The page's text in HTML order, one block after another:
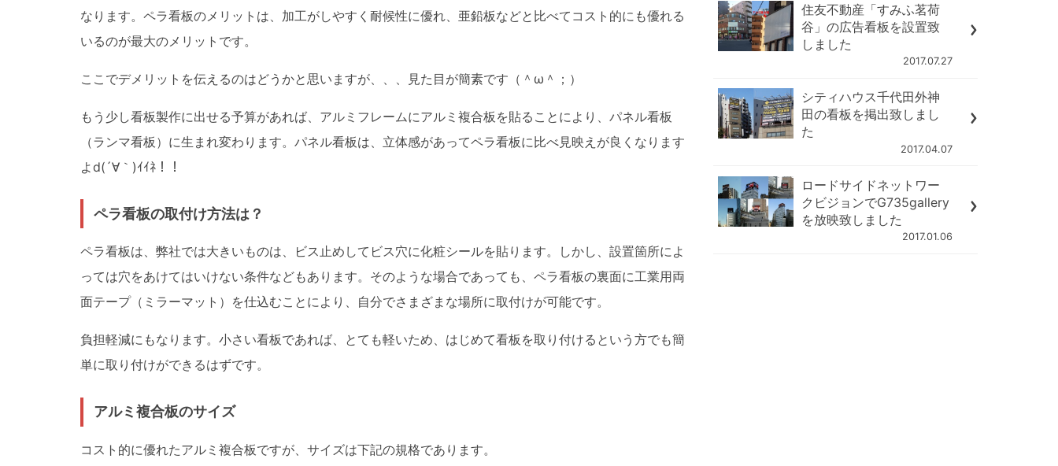
なります。ペラ看板のメリットは、加工がしやすく耐候性に優れ、亜鉛板などと比べてコスト的にも優れる
いるのが最大のメリットです。
ここでデメリットを伝えるのはどうかと思いますが、、、見た目が簡素です（＾ω＾；）
もう少し看板製作に出せる予算があれば、アルミフレームにアルミ複合板を貼ることにより、パネル看板
（ランマ看板）に生まれ変わります。パネル看板は、立体感があってペラ看板に比べ見映えが良くなります
よd(´∀｀)ｲｲﾈ！！
ペラ看板の取付け方法は？
ペラ看板は、弊社では大きいものは、ビス止めしてビス穴に化粧シールを貼ります。しかし、設置箇所によ
っては穴をあけてはいけない条件などもあります。そのような場合であっても、ペラ看板の裏面に工業用両
面テープ（ミラーマット）を仕込むことにより、自分でさまざまな場所に取付けが可能です。
負担軽減にもなります。小さい看板であれば、とても軽いため、はじめて看板を取り付けるという方でも簡
単に取り付けができるはずです。
アルミ複合板のサイズ
コスト的に優れたアルミ複合板ですが、サイズは下記の規格であります。
住友不動産「すみふ茗荷
谷」の広告看板を設置致
しました
2017.07.27
シティハウス千代田外神
田の看板を掲出致しまし
た
2017.04.07
ロードサイドネットワー
クビジョンでG735gallery
を放映致しました
2017.01.06